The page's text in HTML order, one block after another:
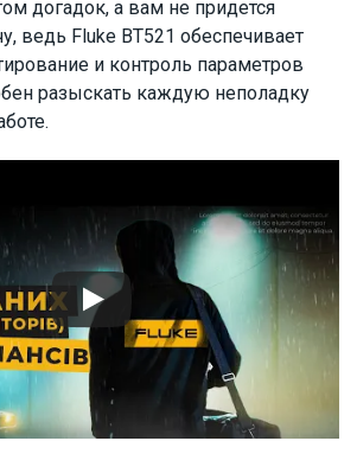
догадок, а вам не придется
ведь Fluke BT521 обеспечивает
и контроль параметров
разыскать каждую неполадку